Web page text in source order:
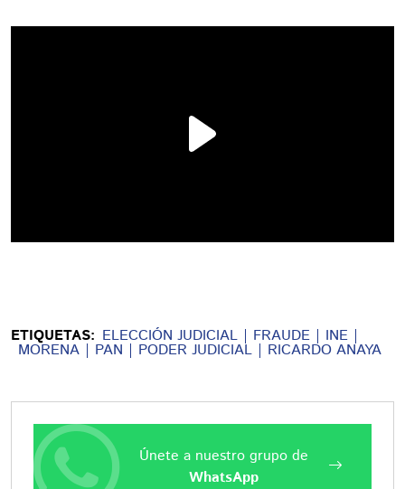
ETIQUETAS: ELECCIÓN JUDICIAL FRAUDE INE
MORENA PAN PODER JUDICIAL RICARDO ANAYA
Únete a nuestro grupo de
WhatsApp